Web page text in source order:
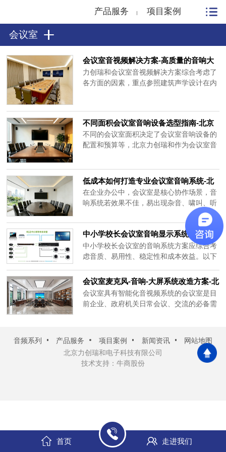
产品服务 项目案例
会议室
会议室音视频解决方案-高质量的音响大
屏系统如何布置？
力创瑞和会议室音视频解决方案综合考虑了
各方面的因素，重点参照建筑声学设计在内
可靠性、高实用性、高性价比。
不同面积会议室音响设备选型指南-北京
力创瑞和
不同的会议室面积决定了会议室音响设备的
配置和预算等，北京力创瑞和作为会议室音
型会议室音响设备的配置逻辑，助您精准决
策。一、小型会议室场景：20平米会议室核
心需求：拾取清晰人声，安装极简，性价比
高。配置方案：会议室音响设备......
低成本如何打造专业会议室音响系统-北
京力创瑞和
在企业办公中，会议室是核心协作场景，音
响系统若效果不佳，易出现杂音、啸叫、听
不清等问题，影响会议效率。预算不多时，
只要选对设备、优化布局，同样能搭建出满
足需求的专业会议室音响系统，以下是具体
方案。一、会议室音响系统选对核心设备音
箱：中小型会议室音响系统优先选专业音柱
中小学校长会议室音响显示系统解决方
案-北京力创瑞和
中小学校长会议室的音响系统方案应综合考
虑音质、易用性、稳定性和成本效益。以下
音响、显示系统方案概述：一、系统需求分
析音质要求：确保会议中发言人的声音清
晰、自然，无杂音和失真。易用性：系统操
作简单，便于校长及工作人员快速上手，减
会议室麦克风-音响-大屏系统改造方案-北
京力创瑞和
会议室具有智能化音视频系统的会议室是目
前企业、政府机关日常会议、交流的必备需
高。会议系统主要功能是召开大中型会议、
演出、新闻发布等媒体活动。要求会议系统
配备丰富的接口以及稳定的配接，具备良好
的频率响应特性，主......
音频系列 产品服务 项目案例 新闻资讯
网站地图
北京力创瑞和电子科技有限公司
技术支持：牛商股份
首页 走进我们